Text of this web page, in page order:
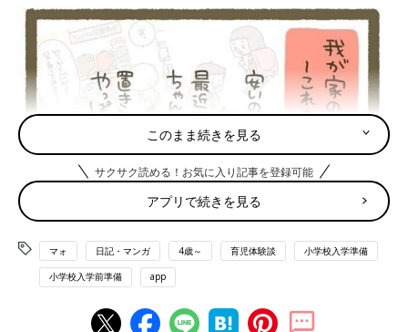
育てながら、のんびりシングルマザー生活を楽
しんでまーす♪
このまま続きを見る
サクサク読める！お気に入り記事を登録可能
アプリで続きを見る
マォ 日記・マンガ 4歳～ 育児体験談 小学校入学準備
小学校入学前準備 app